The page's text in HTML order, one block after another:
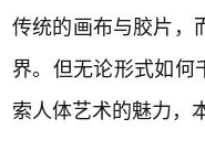
传统的画布与胶片，
界。但无论形式如
索人体艺术的魅力，